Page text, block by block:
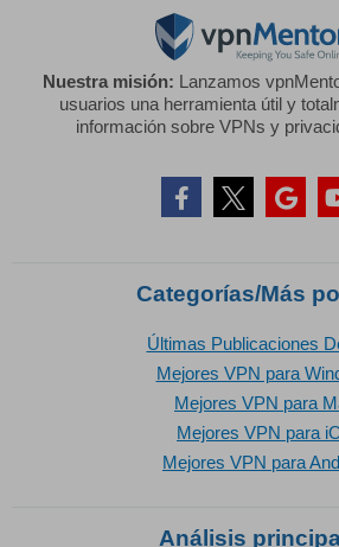
Nuestra misión: Lanzamos
usuarios una herramienta útil y
información sobre VPNs y
Categorías/Más
Últimas Publicaciones
Mejores VPN para
Mejores VPN para
Mejores VPN para
Mejores VPN para
Análisis